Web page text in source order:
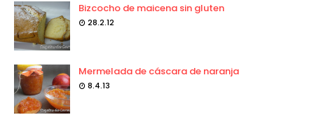
Bizcocho de maicena sin gluten
28.2.12
Mermelada de cáscara de naranja
8.4.13